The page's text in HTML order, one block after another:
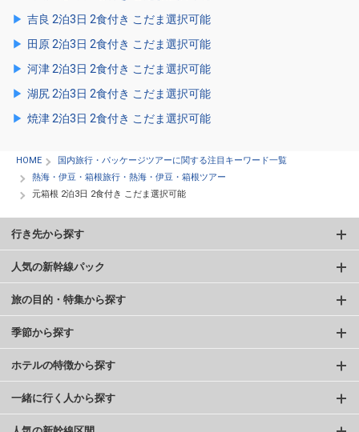
吉良 2泊3日 2食付き こだま選択可能
田原 2泊3日 2食付き こだま選択可能
河津 2泊3日 2食付き こだま選択可能
湖尻 2泊3日 2食付き こだま選択可能
焼津 2泊3日 2食付き こだま選択可能
HOME
国内旅行・パッケージツアーに関する注目キーワード一覧
熱海・伊豆・箱根旅行・熱海・伊豆・箱根ツアー
元箱根 2泊3日 2食付き こだま選択可能
行き先から探す
人気の新幹線パック
旅の目的・特集から探す
季節から探す
ホテルの特徴から探す
一緒に行く人から探す